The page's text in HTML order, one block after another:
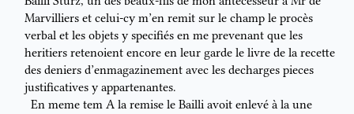
Marvilliers et celui-cy m’en remit sur le champ le procès
verbal et les objets y specifiés en me prevenant que les
heritiers retenoient encore en leur garde le livre de la recette
des deniers d’enmagazinement avec les decharges pieces
justificatives y appartenantes.
En meme tem A la remisele Bailli avoit enlevé à la une